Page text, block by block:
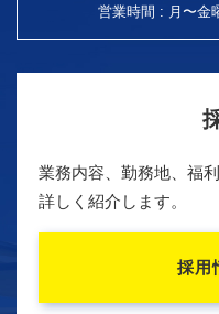
営業時間 : 月〜金
業務内容、勤務地、福
詳しく紹介します。
採用